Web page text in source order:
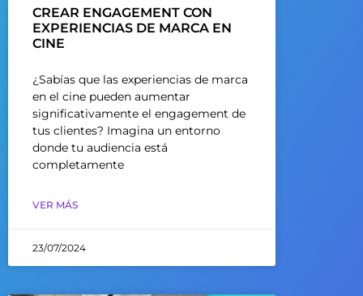
CREAR ENGAGEMENT CON
EXPERIENCIAS DE MARCA EN
CINE
¿Sabías que las experiencias de marca
en el cine pueden aumentar
significativamente el engagement de
tus clientes? Imagina un entorno
donde tu audiencia está
completamente
VER MÁS
23/07/2024